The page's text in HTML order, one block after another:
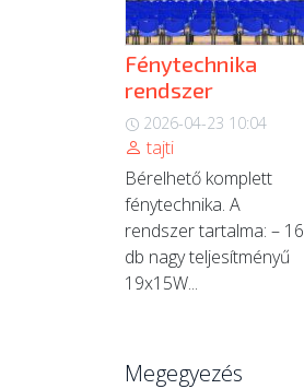
Fénytechnika
rendszer
2026-04-23 10:04
tajti
Bérelhető komplett
fénytechnika. A
rendszer tartalma: – 16
db nagy teljesítményű
19x15W...
Megegyezés